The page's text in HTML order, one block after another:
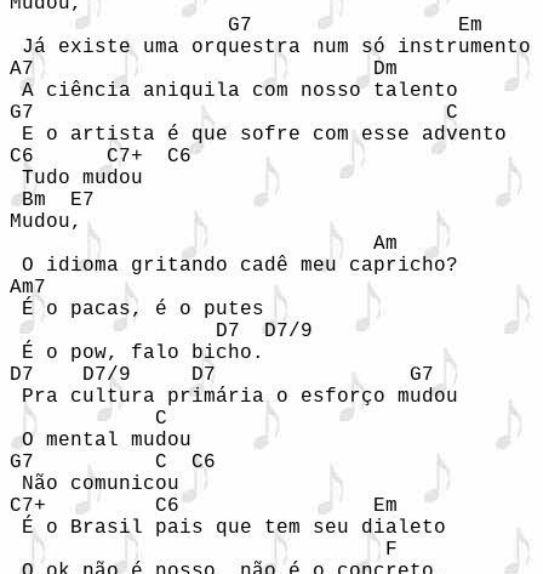
                  G7                 Em
Já existe uma orquestra num só instrumento
A7                            Dm
A ciência aniquila com nosso talento
G7                                  C
E o artista é que sofre com esse advento
C6      C7+  C6
Tudo mudou
Bm  E7
Mudou,
                              Am
O idioma gritando cadê meu capricho?
Am7
É o pacas, é o putes
                 D7  D7/9
É o pow, falo bicho.
D7    D7/9     D7                G7
Pra cultura primária o esforço mudou
            C
O mental mudou
G7          C  C6
Não comunicou
C7+         C6                Em
É o Brasil pais que tem seu dialeto
                               F